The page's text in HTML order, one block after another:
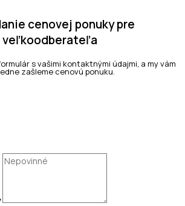
cenovej ponuky pre
veľkoodberateľa
s vašimi kontaktnými údajmi, a my vám
zašleme cenovú ponuku.